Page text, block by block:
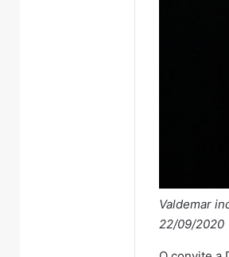
Valdemar
22/09/2020